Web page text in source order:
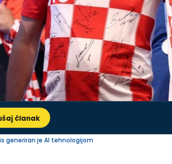
članak
generiran je AI tehnologijom